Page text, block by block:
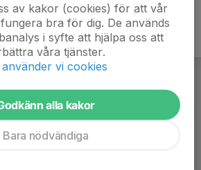
av kakor (cookies) för att vår
bra för dig. De används
i syfte att hjälpa oss att
våra tjänster.
använder vi cookies
alla kakor
Bara nödvändiga